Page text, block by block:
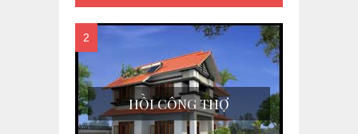
HỒI CÔNG THỢ